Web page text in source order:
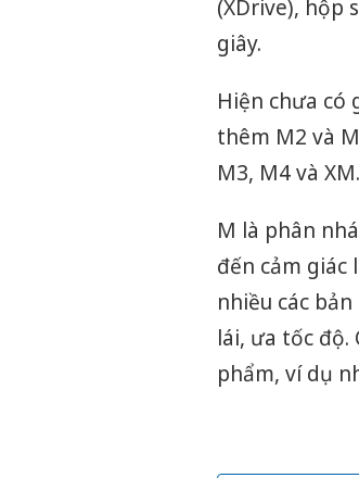
(XDrive), hộp
giây.
Hiện chưa có
thêm M2 và
M3, M4 và XM.
M là phân
đến cảm giác
nhiều các
lái, ưa tốc độ.
phẩm, ví dụ